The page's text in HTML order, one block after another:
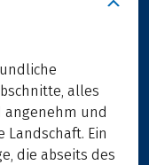
alles
angenehm und
Ein
die abseits des